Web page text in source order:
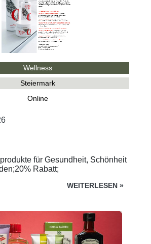
Wellness
Steiermark
Online
für Gesundheit, Schönheit
Rabatt;
WEITERLESEN »